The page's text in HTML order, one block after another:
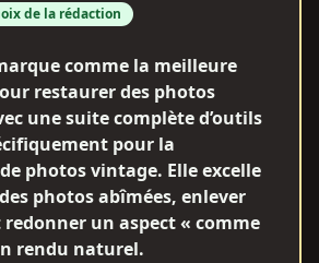
de la rédaction
comme la meilleure
restaurer des photos
une suite complète d’outils
pour la
photos vintage. Elle excelle
photos abîmées, enlever
redonner un aspect « comme
rendu naturel.